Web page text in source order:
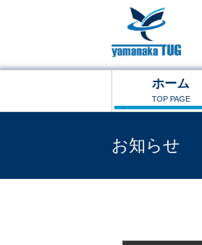
ホーム
TOP PAGE
お知らせ